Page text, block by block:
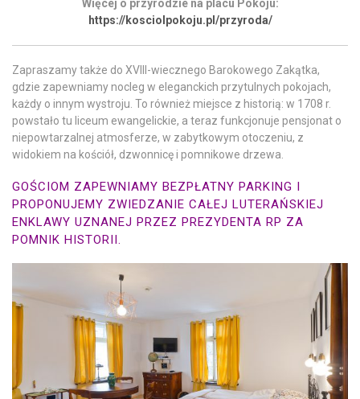
Więcej o przyrodzie na placu Pokoju:
https://kosciolpokoju.pl/przyroda/
Zapraszamy także do XVIII-wiecznego Barokowego Zakątka,
gdzie zapewniamy nocleg w eleganckich przytulnych pokojach,
każdy o innym wystroju. To również miejsce z historią: w 1708 r.
powstało tu liceum ewangelickie, a teraz funkcjonuje pensjonat o
niepowtarzalnej atmosferze, w zabytkowym otoczeniu, z
widokiem na kościół, dzwonnicę i pomnikowe drzewa.
GOŚCIOM ZAPEWNIAMY BEZPŁATNY PARKING I
PROPONUJEMY ZWIEDZANIE CAŁEJ LUTERAŃSKIEJ
ENKLAWY UZNANEJ PRZEZ PREZYDENTA RP ZA
POMNIK HISTORII.